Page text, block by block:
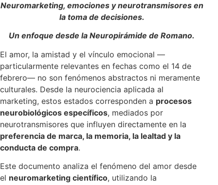
Neuromarketing, emociones y neurotransmisores en
la toma de decisiones.
Un enfoque desde la Neuropirámide de Romano.
El amor, la amistad y el vínculo emocional —
particularmente relevantes en fechas como el 14 de
febrero— no son fenómenos abstractos ni meramente
culturales. Desde la neurociencia aplicada al
marketing, estos estados corresponden a procesos
neurobiológicos específicos, mediados por
neurotransmisores que influyen directamente en la
preferencia de marca, la memoria, la lealtad y la
conducta de compra.
Este documento analiza el fenómeno del amor desde
el neuromarketing científico, utilizando la